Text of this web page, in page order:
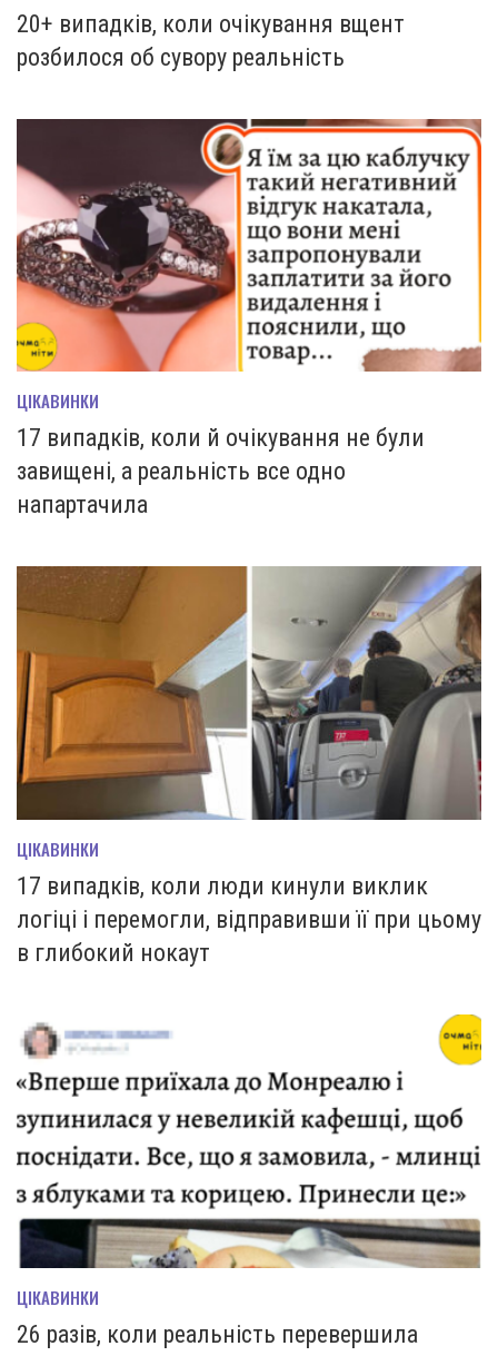
20+ випадків, коли очікування вщент
розбилося об сувору реальність
ЦІКАВИНКИ
17 випадків, коли й очікування не були
завищені, а реальність все одно
напартачила
ЦІКАВИНКИ
17 випадків, коли люди кинули виклик
логіці і перемогли, відправивши її при цьому
в глибокий нокаут
ЦІКАВИНКИ
26 разів, коли реальність перевершила